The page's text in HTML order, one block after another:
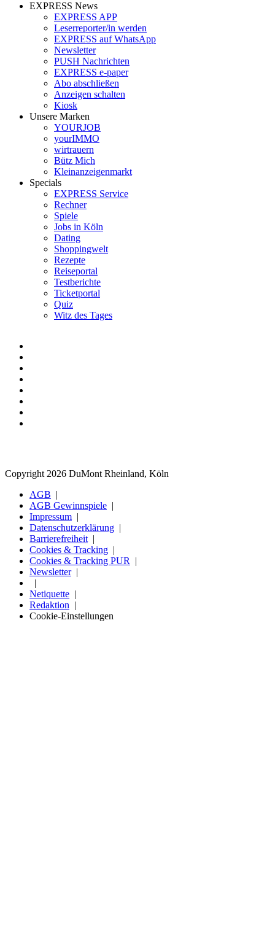
EXPRESS News
EXPRESS APP
Leserreporter/in werden
EXPRESS auf WhatsApp
Newsletter
PUSH Nachrichten
EXPRESS e-paper
Abo abschließen
Anzeigen schalten
Kiosk
Unsere Marken
YOURJOB
yourIMMO
wirtrauern
Bütz Mich
Kleinanzeigenmarkt
Specials
EXPRESS Service
Rechner
Spiele
Jobs in Köln
Dating
Shoppingwelt
Rezepte
Reiseportal
Testberichte
Ticketportal
Quiz
Witz des Tages
Copyright 2026 DuMont Rheinland, Köln
AGB
AGB Gewinnspiele
Impressum
Datenschutzerklärung
Barrierefreiheit
Cookies & Tracking
Cookies & Tracking PUR
Newsletter
Netiquette
Redaktion
Cookie-Einstellungen